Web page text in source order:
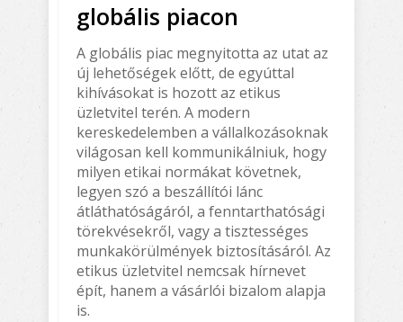
globális piacon
A globális piac megnyitotta az utat az
új lehetőségek előtt, de egyúttal
kihívásokat is hozott az etikus
üzletvitel terén. A modern
kereskedelemben a vállalkozásoknak
világosan kell kommunikálniuk, hogy
milyen etikai normákat követnek,
legyen szó a beszállítói lánc
átláthatóságáról, a fenntarthatósági
törekvésekről, vagy a tisztességes
munkakörülmények biztosításáról. Az
etikus üzletvitel nemcsak hírnevet
épít, hanem a vásárlói bizalom alapja
is.